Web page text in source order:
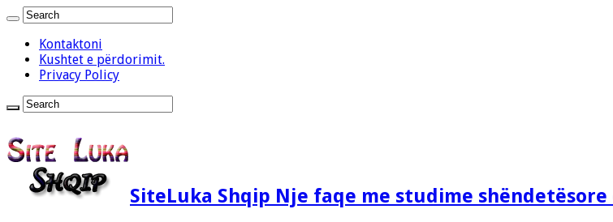
Kontaktoni
Kushtet e përdorimit.
Privacy Policy
SiteLuka Shqip Nje faqe me studime